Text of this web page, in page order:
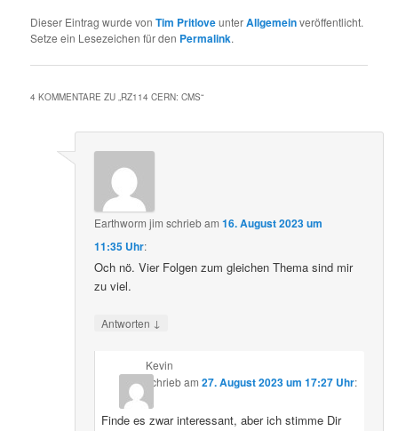
Dieser Eintrag wurde vonTim PritloveunterAllgemeinveröffentlicht.
Setze ein Lesezeichen für den Permalink.
4 KOMMENTARE ZU „ RZ114 CERN: CMS“
Earthworm jim schriebam16. August 2023 um
11:35 Uhr:
Och nö. Vier Folgen zum gleichen Thema sind mir
zu viel.
Antworten ↓
Kevin
schriebam 27. August 2023 um 17:27 Uhr:
Finde es zwar interessant, aber ich stimme Dir